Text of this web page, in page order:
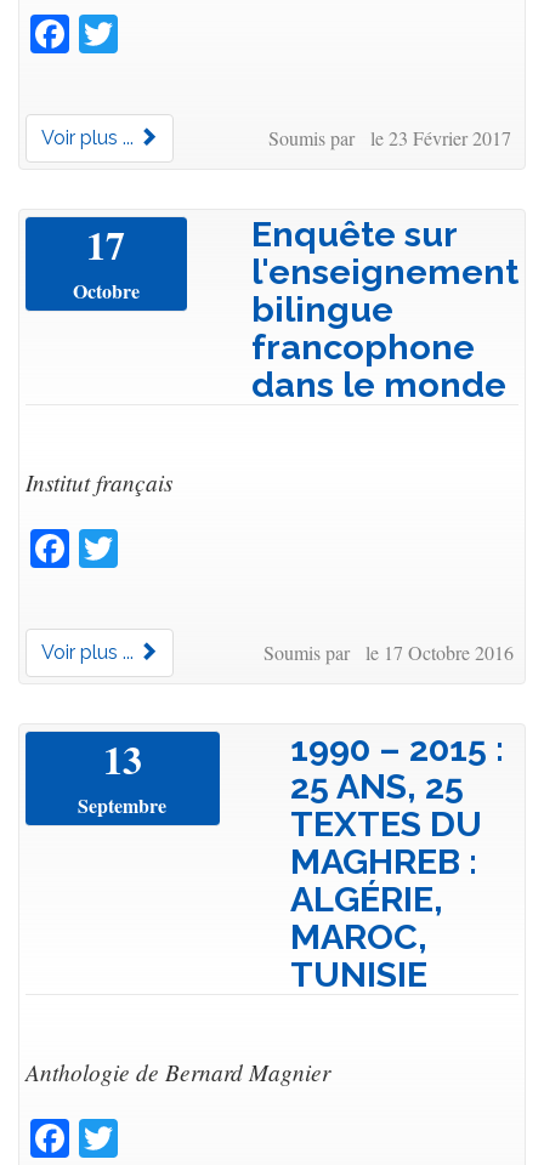
Facebook
Voir plus ... Soumis par le 23 Février 2017
17
Octobre
Enquête sur
l'enseignement
bilingue
francophone
dans le monde
Institut français
Facebook
Voir plus ... Soumis par le 17 Octobre 2016
13
Septembre
1990 – 2015 :
25 ANS, 25
TEXTES DU
MAGHREB :
ALGÉRIE,
MAROC,
TUNISIE
Anthologie de Bernard Magnier
Facebook